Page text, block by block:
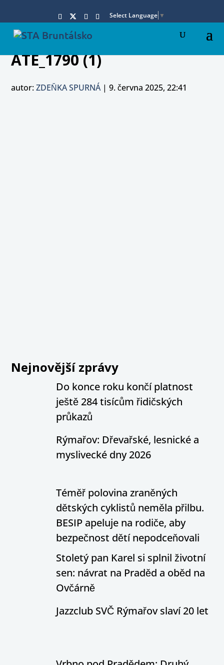
Select Language ▼
ATE_1790 (1)
autor:ZDEŇKA SPURNÁ|9. června 2025, 22:41
Nejnovější zprávy
Do konce roku končí platnost
ještě 284 tisícům řidičských
průkazů
Rýmařov: Dřevařské, lesnické a
myslivecké dny 2026
Téměř polovina zraněných
dětských cyklistů neměla přilbu.
BESIP apeluje na rodiče, aby
bezpečnost dětí nepodceňovali
Stoletý pan Karel si splnil životní
sen: návrat na Praděd a oběd na
Ovčárně
Jazzclub SVČ Rýmařov slaví 20 let